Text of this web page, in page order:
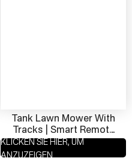
Tank Lawn Mower With
Tracks | Smart Remote
Control Mower For
Rugged Terrain
KLICKEN SIE HIER, UM
ANZUZEIGEN